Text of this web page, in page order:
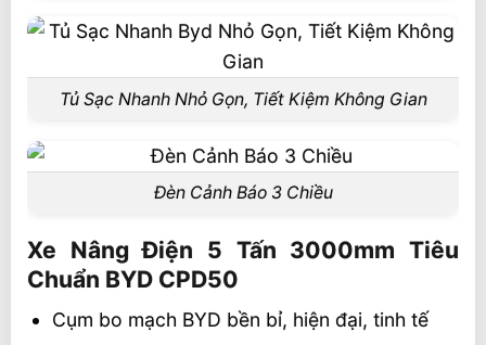
Tủ Sạc Nhanh Nhỏ Gọn, Tiết Kiệm Không Gian
Đèn Cảnh Báo 3 Chiều
Xe Nâng Điện 5 Tấn 3000mm Tiêu
Chuẩn BYD CPD50
Cụm bo mạch BYD bền bỉ, hiện đại, tinh tế